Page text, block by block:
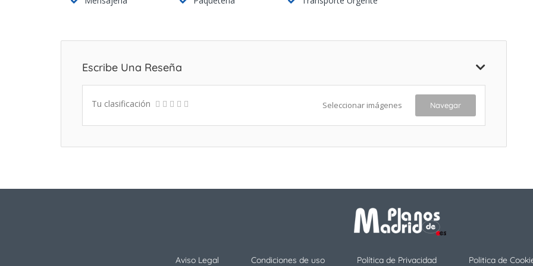
Escribe Una Reseña
Tu clasificación Seleccionar imágenes Navegar
Aviso Legal Condiciones de uso Política de Privacidad Politica de